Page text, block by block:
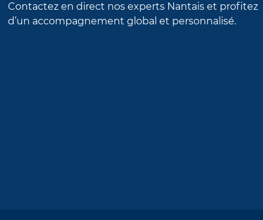
Contactez en direct nos experts Nantais et profitez
d’un accompagnement global et personnalisé.